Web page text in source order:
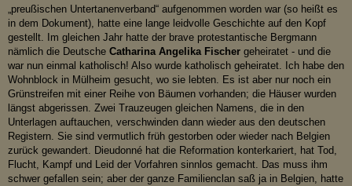
„preußischen Untertanenverband“ aufgenommen worden war (so heißt es
in dem Dokument), hatte eine lange leidvolle Geschichte auf den Kopf
gestellt. Im gleichen Jahr hatte der brave protestantische Bergmann
nämlich die Deutsche Catharina Angelika Fischer geheiratet - und die
war nun einmal katholisch! Also wurde katholisch geheiratet. Ich habe den
Wohnblock in Mülheim gesucht, wo sie lebten. Es ist aber nur noch ein
Grünstreifen mit einer Reihe von Bäumen vorhanden; die Häuser wurden
längst abgerissen. Zwei Trauzeugen gleichen Namens, die in den
Unterlagen auftauchen, verschwinden dann wieder aus den deutschen
Registern. Sie sind vermutlich früh gestorben oder wieder nach Belgien
zurück gewandert. Dieudonné hat die Reformation konterkariert, hat Tod,
Flucht, Kampf und Leid der Vorfahren sinnlos gemacht. Das muss ihm
schwer gefallen sein; aber der ganze Familienclan saß ja in Belgien, hatte